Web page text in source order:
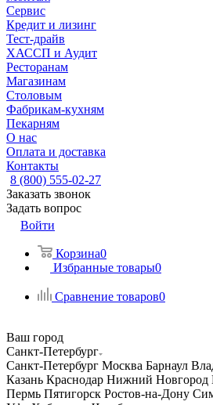
Сервис
Кредит и лизинг
Тест-драйв
ХАССП и Аудит
Ресторанам
Магазинам
Столовым
Фабрикам-кухням
Пекарням
О нас
Оплата и доставка
Контакты
8 (800) 555-02-27
Заказать звонок
Задать вопрос
Войти
Корзина0
Избранные товары0
Сравнение товаров0
Ваш город
Санкт-Петербург
Санкт-Петербург Москва Барнаул
Казань Краснодар Нижний Новгород
Пермь Пятигорск Ростов-на-Дону